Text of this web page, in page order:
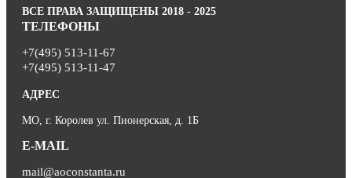
ВСЕ ПРАВА ЗАЩИЩЕНЫ 2018 - 2025
ТЕЛЕФОНЫ
+7(495) 513-11-67
+7(495) 513-11-47
АДРЕС
МО, г. Королев ул. Пионерская, д. 1Б
E-MAIL
mail@aoconstanta.ru